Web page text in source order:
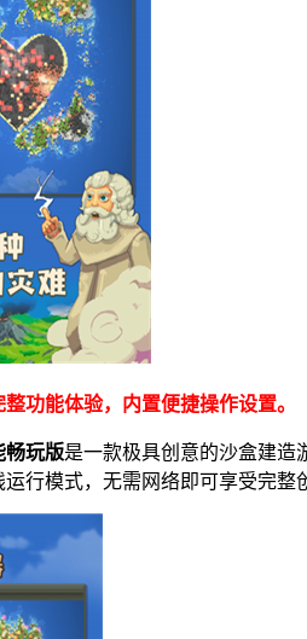
功能体验，内置便捷操作设置。
畅玩版是一款极具创意的沙盒建造
行模式，无需网络即可享受完整